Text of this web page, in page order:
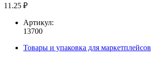
11.25 ₽
Артикул:
13700
Товары и упаковка для маркетплейсов